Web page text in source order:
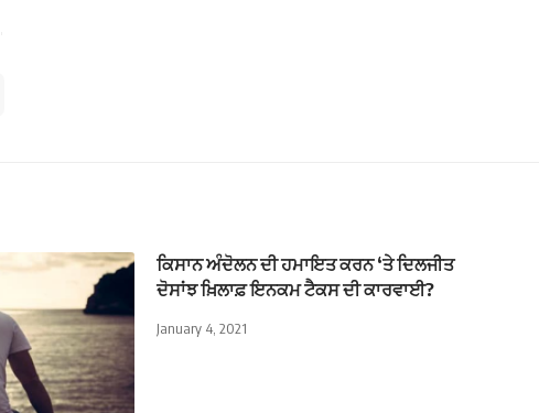
ਕਿਸਾਨ ਅੰਦੋਲਨ ਦੀ ਹਮਾਇਤ ਕਰਨ ‘ਤੇ ਦਿਲਜੀਤ
ਦੋਸਾਂਝ ਖ਼ਿਲਾਫ਼ ਇਨਕਮ ਟੈਕਸ ਦੀ ਕਾਰਵਾਈ?
January 4, 2021